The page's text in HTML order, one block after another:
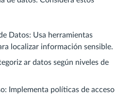
Datos: Usa herramientas
localizar información sensible.
ar datos según niveles de
Implementa políticas de acceso